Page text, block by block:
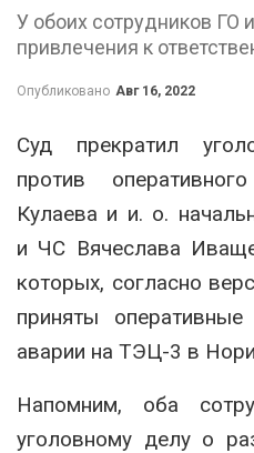
У обоих сотрудников ГО
привлечения к
Опубликовано Авг 16, 2022
Суд прекратил
против
Кулаева и и. о.
и ЧС Вячеслава
которых, согласно
приняты
аварии на ТЭЦ-3 в
Напомним, оба
уголовному делу о